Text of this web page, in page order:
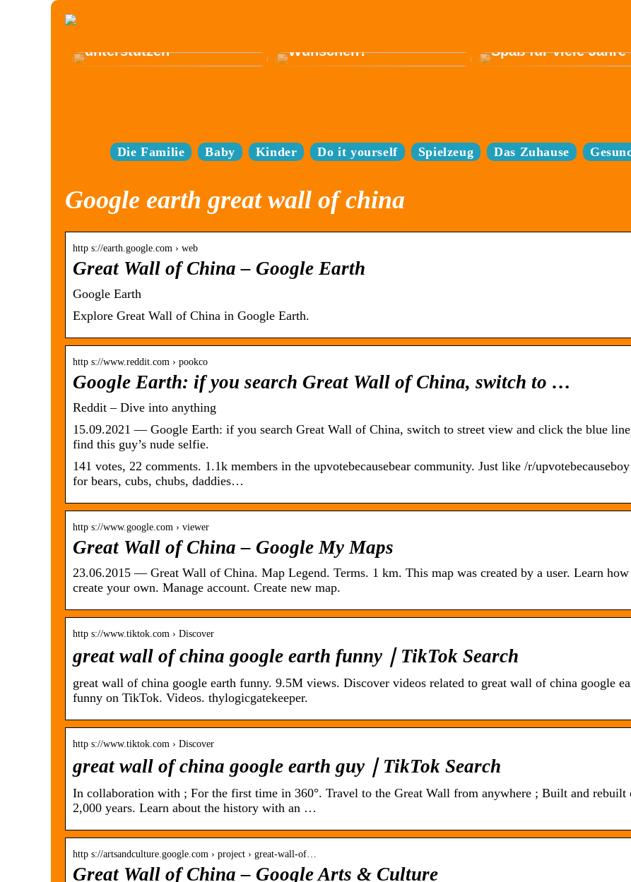
unterstützen
Wünschen?
Spaß für viele Jahre
Die Familie Baby Kinder Do it yourself Spielzeug Das Zuhause
Google earth great wall of china
http s://earth.google.com › web
Great Wall of China – Google Earth
Google Earth
Explore Great Wall of China in Google Earth.
http s://www.reddit.com › pookco
Google Earth: if you search Great Wall of China, switch to …
Reddit – Dive into anything
15.09.2021 — Google Earth: if you search Great Wall of China, switch to street view and click the blue
find this guy’s nude selfie.
141 votes, 22 comments. 1.1k members in the upvotebecausebear community. Just like /r/
for bears, cubs, chubs, daddies…
http s://www.google.com › viewer
Great Wall of China – Google My Maps
23.06.2015 — Great Wall of China. Map Legend. Terms. 1 km. This map was created by a user. Learn
create your own. Manage account. Create new map.
http s://www.tiktok.com › Discover
great wall of china google earth funny｜TikTok Search
great wall of china google earth funny. 9.5M views. Discover videos related to great wall of china google
funny on TikTok. Videos. thylogicgatekeeper.
http s://www.tiktok.com › Discover
great wall of china google earth guy｜TikTok Search
In collaboration with ; For the first time in 360°. Travel to the Great Wall from anywhere ; Built and rebuilt
2,000 years. Learn about the history with an …
http s://artsandculture.google.com › project › great-wall-of…
Great Wall of China – Google Arts & Culture